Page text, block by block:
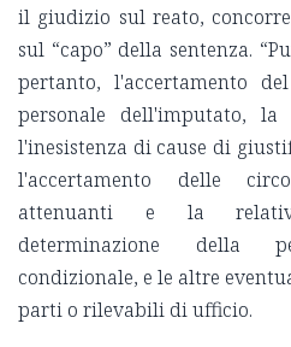
il giudizio sul reato,
sul “capo” della sentenza.
pertanto, l'accertamento
personale dell'imputato, la
l'inesistenza di cause di
l'accertamento delle
attenuanti e la
determinazione della
condizionale, e le altre
parti o rilevabili di ufficio.